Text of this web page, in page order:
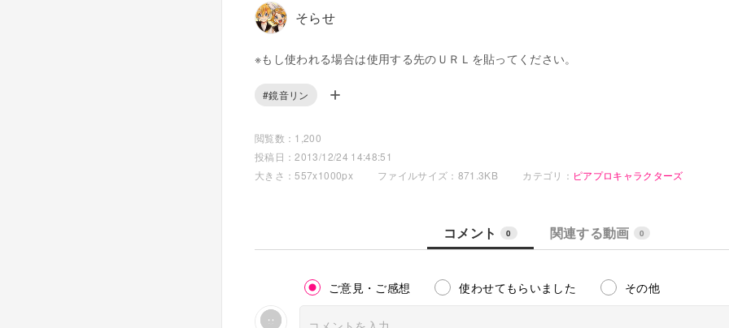
そらせ
※もし使われる場合は使用する先のＵＲＬを貼ってください。
#鏡音リン
閲覧数：1,200
投稿日：2013/12/24 14:48:51
大きさ：557x1000px
ファイルサイズ：871.3KB カテゴリ： ピアプロキャラクターズ
コメント 0 関連する動画 0
ご意見・ご感想 使わせてもらいました その他